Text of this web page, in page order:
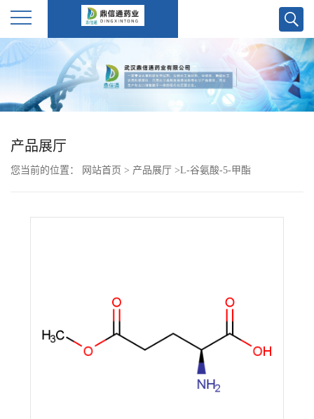
公
产品展厅
您当前的位置： 网站首页 > 产品展厅 >L-谷氨酸-5-甲酯